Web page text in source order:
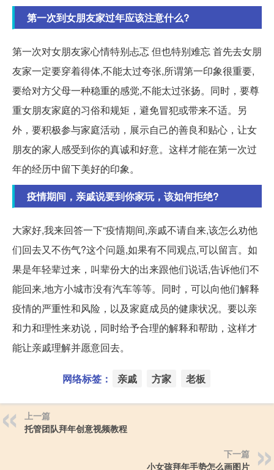
第一次到女朋友家过年应该注意什么?
第一次对女朋友家心情特别忐忑 但也特别难忘 首先去女朋
友家一定要穿着得体,不能太过夸张,所谓第一印象很重要,
要给对方父母一种稳重的感觉,不能太过张扬。同时，要尊
重女朋友家庭的习俗和规矩，避免冒犯或带来不适。另
外，要积极参与家庭活动，展示自己的善良和贴心，让女
朋友的家人感受到你的真诚和好意。这样才能在第一次过
年的经历中留下美好的印象。
疫情期间，亲戚说要到你家玩，该如何拒绝?
大家好,我来回答一下“疫情期间,亲戚不请自来,该怎么劝他
们回去又不伤气?这个问题,如果有不同观点,可以留言。如
果是年轻辈过来，叫辈份大的出来跟他们说话,告诉他们不
能回来,地方小城市没有汽车等等。同时，可以向他们解释
疫情的严重性和风险，以及家庭成员的健康状况。要以亲
和力和理性来劝说，同时给予合理的解释和帮助，这样才
能让亲戚理解并愿意回去。
网络标签： 亲戚 方家 老板
上一篇
托管团队拜年创意视频教程
下一篇
小女孩拜年手势怎么画图片